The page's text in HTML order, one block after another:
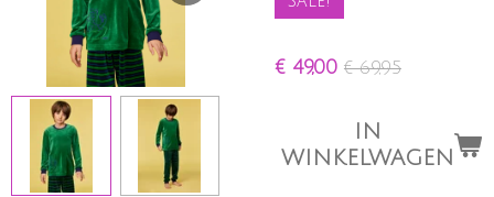
€ 49,00 € 69,95
IN
WINKELWAGEN